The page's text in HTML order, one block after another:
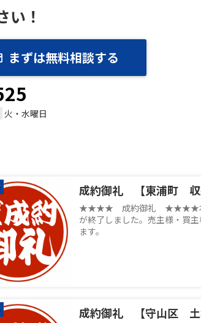
い！
まずは無料相談する
火・水曜日
成約御礼 【東浦町 収
★★★★ 成約御礼 ★★★★本
が終了しました。売主様・買
ます。
成約御礼 【守山区 土